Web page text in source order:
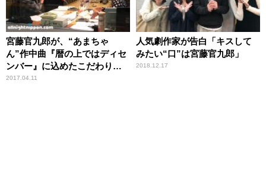
宮藤官九郎が、“あまちゃ
ん”作中曲『暦の上ではディセ
ンバー』に込めたこだわりと
は？
2017.04.11
人気劇作家が告白「キスして
みたい“口”は宮藤官九郎」
2018.12.17